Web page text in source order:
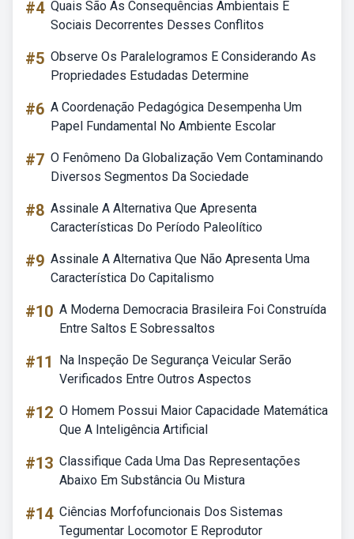
#4 Quais São As Consequências Ambientais E
Sociais Decorrentes Desses Conflitos
#5 Observe Os Paralelogramos E Considerando As
Propriedades Estudadas Determine
#6 A Coordenação Pedagógica Desempenha Um
Papel Fundamental No Ambiente Escolar
#7 O Fenômeno Da Globalização Vem Contaminando
Diversos Segmentos Da Sociedade
#8 Assinale A Alternativa Que Apresenta
Características Do Período Paleolítico
#9 Assinale A Alternativa Que Não Apresenta Uma
Característica Do Capitalismo
#10 A Moderna Democracia Brasileira Foi Construída
Entre Saltos E Sobressaltos
#11
Na Inspeção De Segurança Veicular Serão
Verificados Entre Outros Aspectos
#12 O Homem Possui Maior Capacidade Matemática
Que A Inteligência Artificial
#13 Classifique Cada Uma Das Representações
Abaixo Em Substância Ou Mistura
#14 Ciências Morfofuncionais Dos Sistemas
Tegumentar Locomotor E Reprodutor